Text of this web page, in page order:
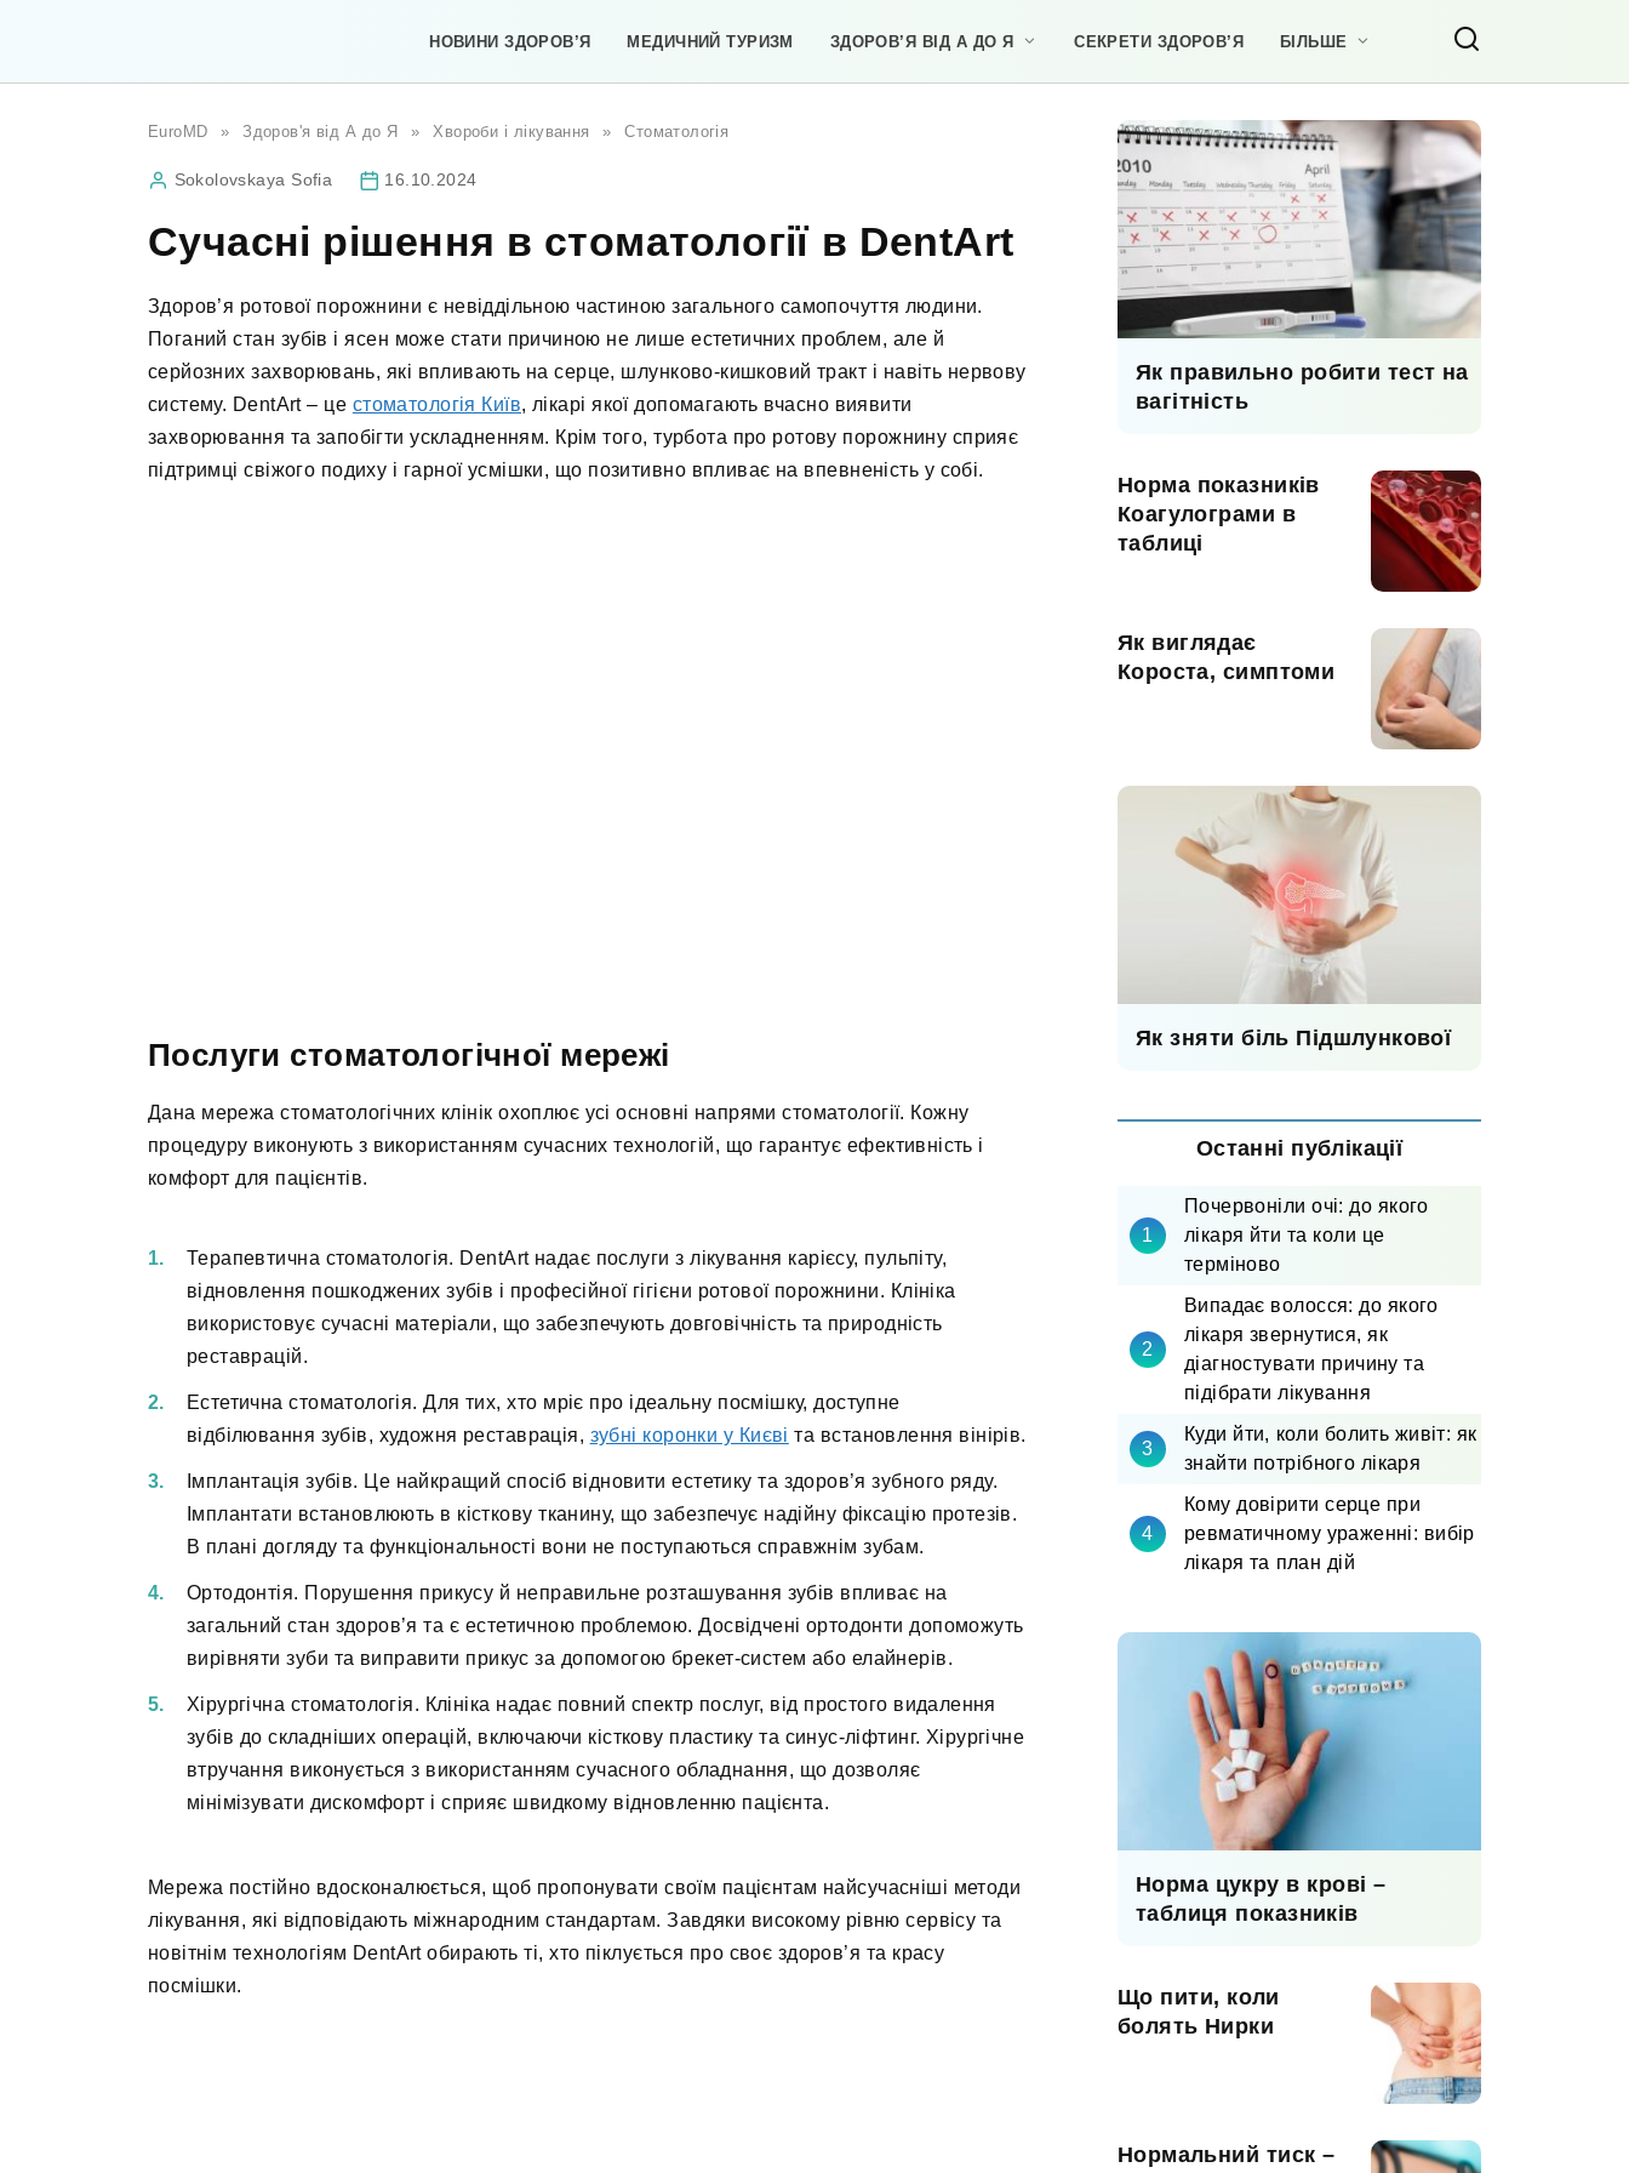
НОВИНИ ЗДОРОВ’Я МЕДИЧНИЙ ТУРИЗМ ЗДОРОВ’Я ВІД А ДО Я СЕКРЕТИ ЗДОРОВ’Я БІЛЬШЕ
EuroMD » Здоров'я від А до Я » Хвороби і лікування » Стоматологія
Sokolovskaya Sofia 16.10.2024
Сучасні рішення в стоматології в DentArt
Здоров’я ротової порожнини є невіддільною частиною загального самопочуття людини.
Поганий стан зубів і ясен може стати причиною не лише естетичних проблем, але й
серйозних захворювань, які впливають на серце, шлунково-кишковий тракт і навіть нервову
систему. DentArt – це стоматологія Київ, лікарі якої допомагають вчасно виявити
захворювання та запобігти ускладненням. Крім того, турбота про ротову порожнину сприяє
підтримці свіжого подиху і гарної усмішки, що позитивно впливає на впевненість у собі.
Послуги стоматологічної мережі
Дана мережа стоматологічних клінік охоплює усі основні напрями стоматології. Кожну
процедуру виконують з використанням сучасних технологій, що гарантує ефективність і
комфорт для пацієнтів.
Терапевтична стоматологія. DentArt надає послуги з лікування карієсу, пульпіту,
відновлення пошкоджених зубів і професійної гігієни ротової порожнини. Клініка
використовує сучасні матеріали, що забезпечують довговічність та природність
реставрацій.
Естетична стоматологія. Для тих, хто мріє про ідеальну посмішку, доступне
відбілювання зубів, художня реставрація, зубні коронки у Києві та встановлення вінірів.
Імплантація зубів. Це найкращий спосіб відновити естетику та здоров’я зубного ряду.
Імплантати встановлюють в кісткову тканину, що забезпечує надійну фіксацію протезів.
В плані догляду та функціональності вони не поступаються справжнім зубам.
Ортодонтія. Порушення прикусу й неправильне розташування зубів впливає на
загальний стан здоров’я та є естетичною проблемою. Досвідчені ортодонти допоможуть
вирівняти зуби та виправити прикус за допомогою брекет-систем або елайнерів.
Хірургічна стоматологія. Клініка надає повний спектр послуг, від простого видалення
зубів до складніших операцій, включаючи кісткову пластику та синус-ліфтинг. Хірургічне
втручання виконується з використанням сучасного обладнання, що дозволяє
мінімізувати дискомфорт і сприяє швидкому відновленню пацієнта.
Мережа постійно вдосконалюється, щоб пропонувати своїм пацієнтам найсучасніші методи
лікування, які відповідають міжнародним стандартам. Завдяки високому рівню сервісу та
новітнім технологіям DentArt обирають ті, хто піклується про своє здоров’я та красу
посмішки.
Як правильно робити тест на
вагітність
Норма показників
Коагулограми в
таблиці
Як виглядає
Короста, симптоми
Як зняти біль Підшлункової
Останні публікації
Почервоніли очі: до якого
лікаря йти та коли це
терміново
Випадає волосся: до якого
лікаря звернутися, як
діагностувати причину та
підібрати лікування
Куди йти, коли болить живіт: як
знайти потрібного лікаря
Кому довірити серце при
ревматичному ураженні: вибір
лікаря та план дій
Норма цукру в крові –
таблиця показників
Що пити, коли
болять Нирки
Нормальний тиск –